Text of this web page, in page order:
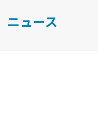
ニュース